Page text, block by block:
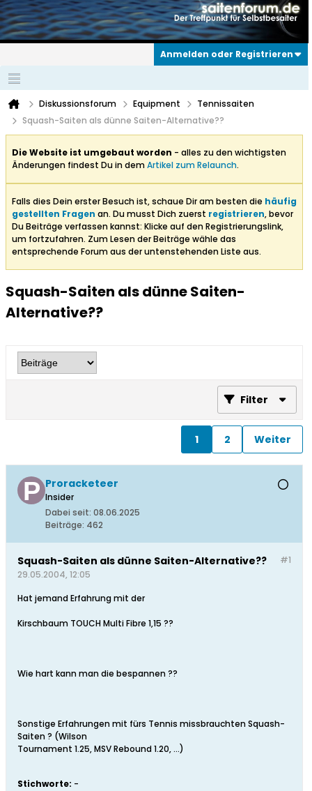
Anmelden oder Registrieren
Diskussionsforum Equipment
Tennissaiten
Squash-Saiten als dünne Saiten-Alternative??
Die Website ist umgebaut worden - alles zu den wichtigsten
Änderungen findest Du in demArtikel zum Relaunch.
Falls dies Dein erster Besuch ist, schaue Dir am besten die häufig
gestellten Fragen an. Du musst Dich zuerst registrieren, bevor
Du Beiträge verfassen kannst: Klicke auf den Registrierungslink,
um fortzufahren. Zum Lesen der Beiträge wähle das
entsprechende Forum aus der untenstehenden Liste aus.
Squash-Saiten als dünne Saiten-
Alternative??
Filter
1 2 Weiter
Proracketeer
Insider
Dabei seit: 08.06.2025
Beiträge: 462
#1
Squash-Saiten als dünne Saiten-Alternative??
29.05.2004, 12:05
Hat jemand Erfahrung mit der
Kirschbaum TOUCH Multi Fibre 1,15 ??
Wie hart kann man die bespannen ??
Sonstige Erfahrungen mit fürs Tennis missbrauchten Squash-
Saiten ? (Wilson
Tournament 1.25, MSV Rebound 1.20, ...)
Stichworte: -